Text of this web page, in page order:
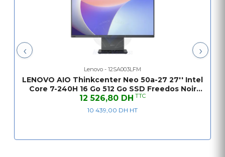
‹ ›
Lenovo - 12SA003LFM
LENOVO AIO Thinkcenter Neo 50a-27 27'' Intel
Core 7-240H 16 Go 512 Go SSD Freedos Noir
24M
12 526,80 DH TTC
10 439,00 DH HT